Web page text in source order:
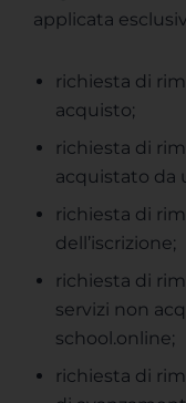
applicata
richiesta di
acquisto;
richiesta di
acquistato da
richiesta di
dell’iscrizione;
richiesta di
servizi non
school.online;
richiesta di